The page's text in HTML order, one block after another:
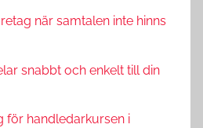
när samtalen inte hinns
snabbt och enkelt till din
för handledarkursen i